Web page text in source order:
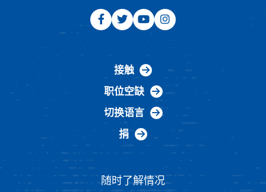
接触
职位空缺
切换语言
捐
随时了解情况